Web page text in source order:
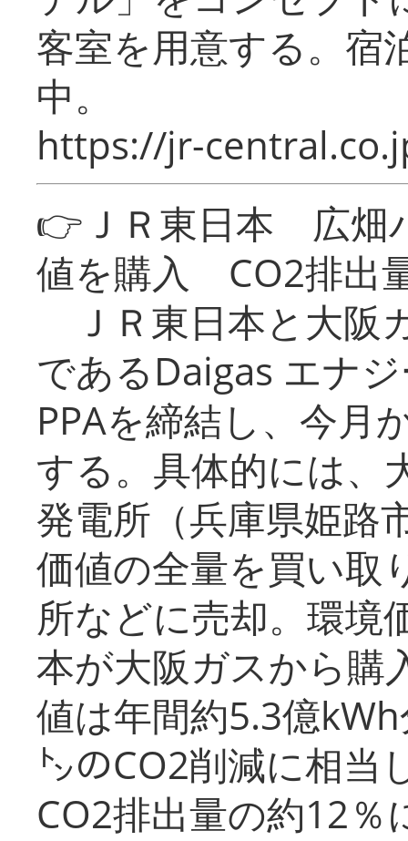
客室を用意する。宿
中。
https://jr-
👉ＪＲ東日本 広畑
値を購入 CO2排出
ＪＲ東日本と大阪
であるDaigas エナ
PPAを締結し、今月
する。具体的には、
発電所（兵庫県姫路
価値の全量を買い取
所などに売却。環境
本が大阪ガスから購
値は年間約5.3億
㌧のCO2削減に相当
CO2排出量の約12％